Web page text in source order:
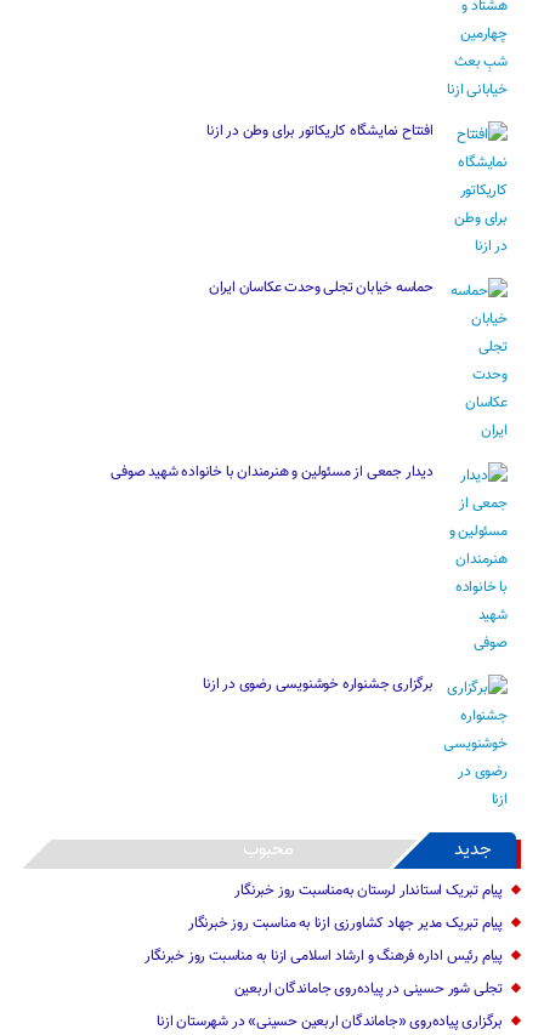
افتتاح نمایشگاه کاریکاتور برای وطن در ازنا
حماسه خیابان تجلی وحدت عکاسان ایران
دیدار جمعی از مسئولین و هنرمندان با خانواده شهید صوفی
برگزاری جشنواره خوشنویسی رضوی در ازنا
جدید محبوب
پیام تبریک استاندار لرستان به‌مناسبت روز خبرنگار
پیام تبریک مدیر جهاد کشاورزی ازنا به مناسبت روز خبرنگار
پیام رئیس اداره فرهنگ و ارشاد اسلامی ازنا به مناسبت روز خبرنگار
تجلی شور حسینی در پیاده‌روی جاماندگان اربعین
برگزاری پیاده‌روی «جاماندگان اربعین حسینی» در شهرستان ازنا